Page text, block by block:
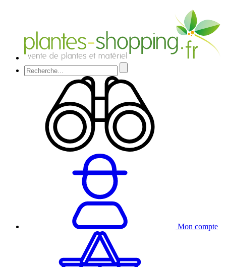
Mon compte